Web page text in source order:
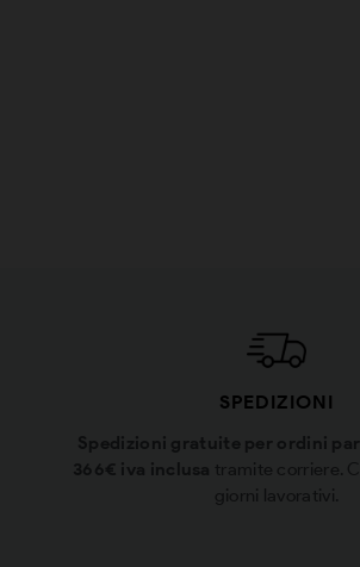
SPEDIZIONI
Spedizioni gratuite per ordini
366€ iva inclusa tramite corriere.
giorni lavorativi.